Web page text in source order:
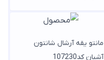
مانتو یقه آرشال شانتون
آشیان کد107230